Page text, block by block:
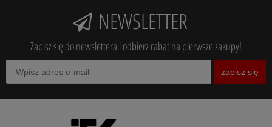
NEWSLETTER
Zapisz się do newslettera i odbierz rabat na pierwsze zakupy!
zapisz się